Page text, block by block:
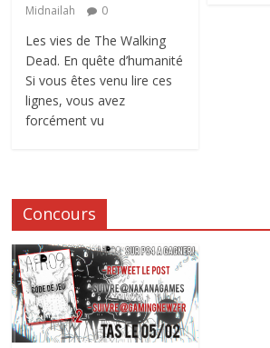
Midnailah
0
Les vies de The Walking
Dead. En quête d’humanité
Si vous êtes venu lire ces
lignes, vous avez
forcément vu
Concours